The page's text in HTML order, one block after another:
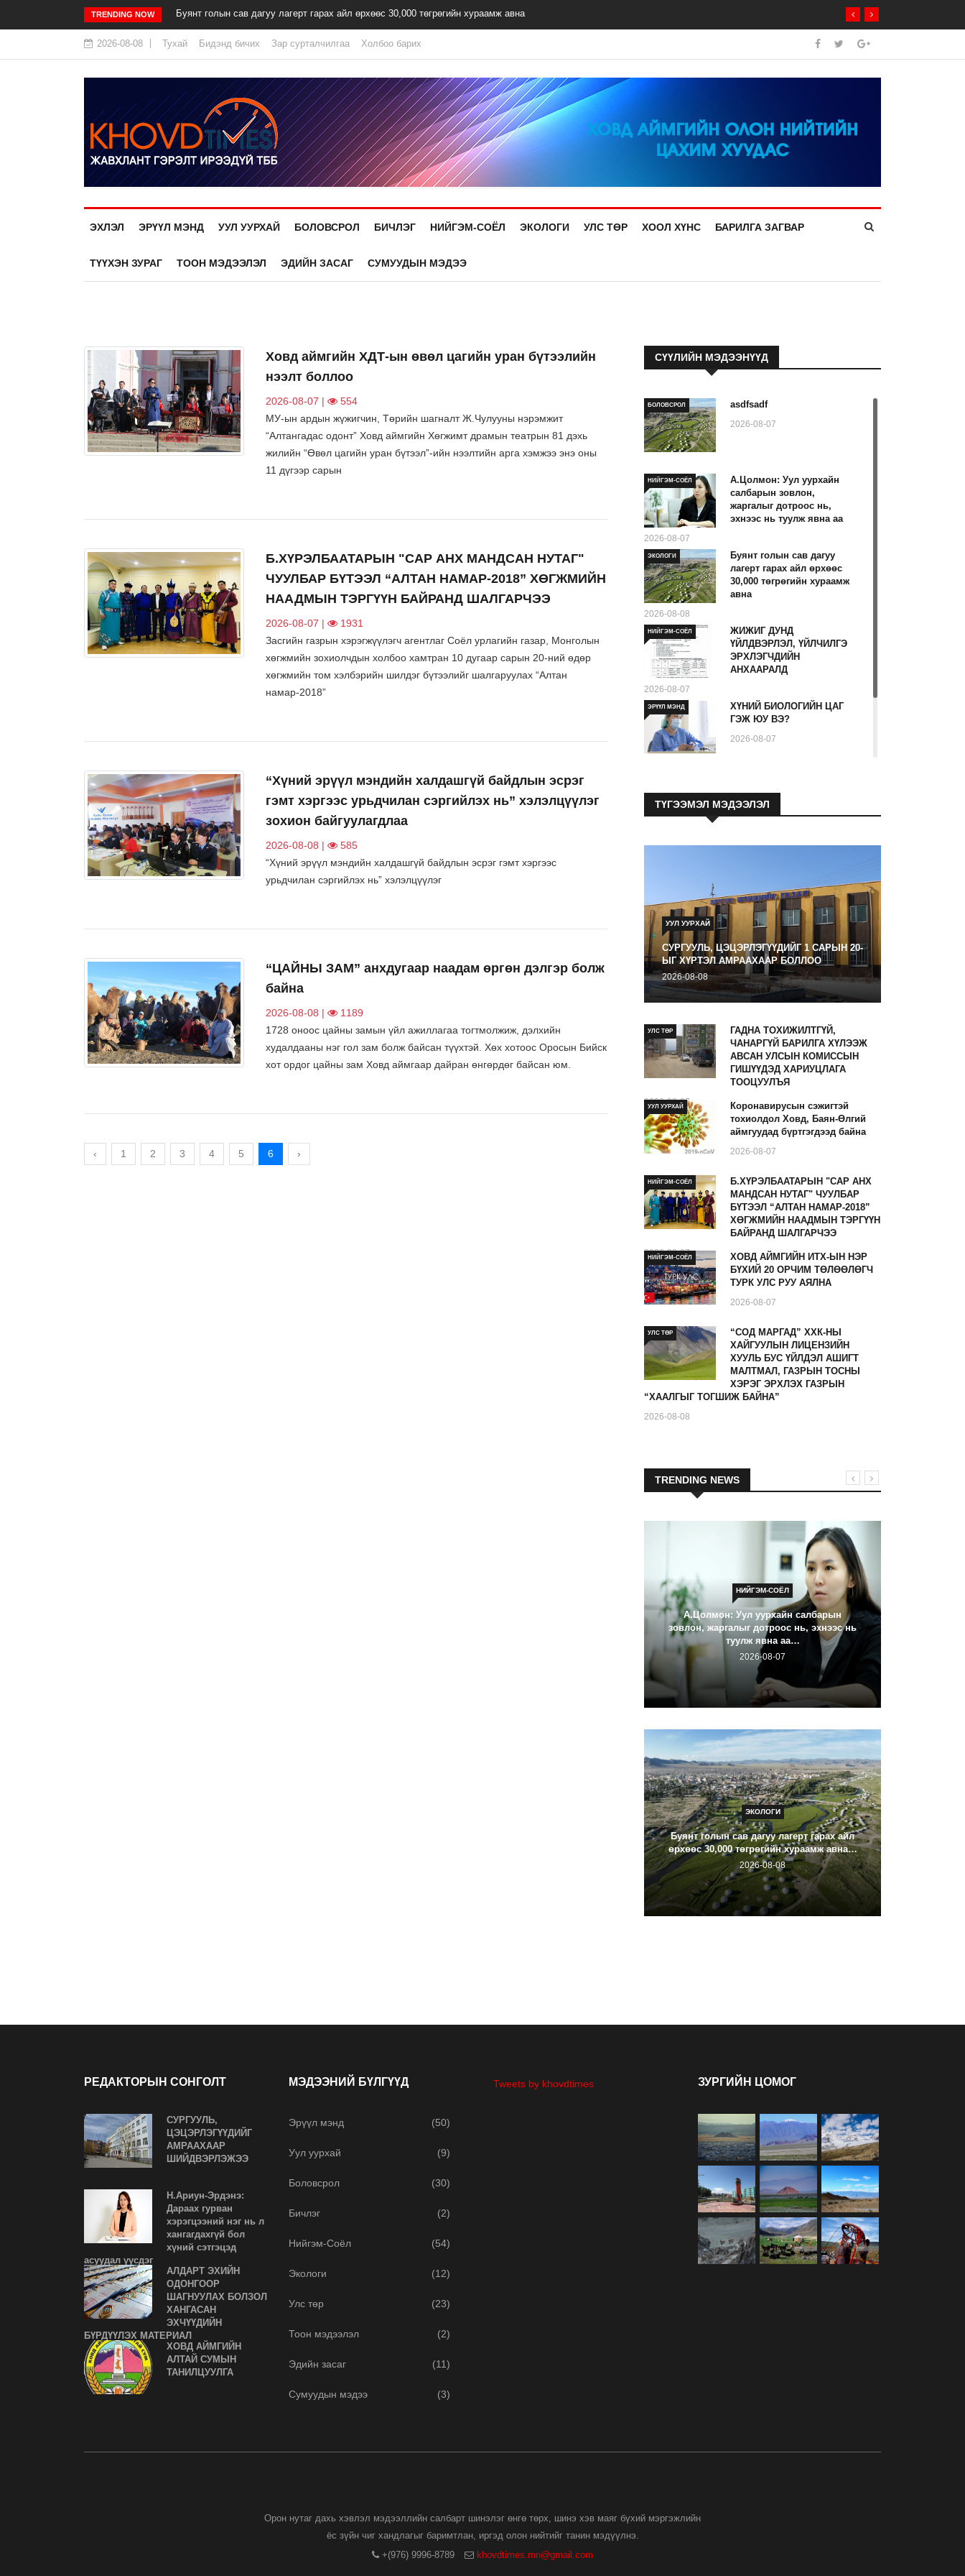
TRENDING NOW Буянт голын сав дагуу лагерт гарах айл өрхөөс 30,000 төгрөгийн хураамж авна
2026-08-08 Тухай Бидэнд бичих Зар сурталчилгаа Холбоо барих
ЭХЛЭЛ ЭРҮҮЛ МЭНД УУЛ УУРХАЙ БОЛОВСРОЛ БИЧЛЭГ НИЙГЭМ-СОЁЛ ЭКОЛОГИ УЛС ТӨР ХООЛ ХҮНС БАРИЛГА ЗАГВАР
ТҮҮХЭН ЗУРАГ ТООН МЭДЭЭЛЭЛ ЭДИЙН ЗАСАГ СУМУУДЫН МЭДЭЭ
Ховд аймгийн ХДТ-ын өвөл цагийн уран бүтээлийн
нээлт боллоо
2026-08-07 |
554
МУ-ын ардын жүжигчин, Төрийн шагналт Ж.Чулууны нэрэмжит
“Алтангадас одонт” Ховд аймгийн Хөгжимт драмын театрын 81 дэхь
жилийн “Өвөл цагийн уран бүтээл”-ийн нээлтийн арга хэмжээ энэ оны
11 дүгээр сарын
Б.ХҮРЭЛБААТАРЫН "САР АНХ МАНДСАН НУТАГ"
ЧУУЛБАР БҮТЭЭЛ “АЛТАН НАМАР-2018” ХӨГЖМИЙН
НААДМЫН ТЭРГҮҮН БАЙРАНД ШАЛГАРЧЭЭ
2026-08-07 |
1931
Засгийн газрын хэрэгжүүлэгч агентлаг Соёл урлагийн газар, Монголын
хөгжмийн зохиолчдын холбоо хамтран 10 дугаар сарын 20-ний өдөр
хөгжмийн том хэлбэрийн шилдэг бүтээлийг шалгаруулах “Алтан
намар-2018”
“Хүний эрүүл мэндийн халдашгүй байдлын эсрэг
гэмт хэргээс урьдчилан сэргийлэх нь” хэлэлцүүлэг
зохион байгуулагдлаа
2026-08-08 |
585
“Хүний эрүүл мэндийн халдашгүй байдлын эсрэг гэмт хэргээс
урьдчилан сэргийлэх нь” хэлэлцүүлэг
“ЦАЙНЫ ЗАМ” анхдугаар наадам өргөн дэлгэр болж
байна
2026-08-08 |
1189
1728 оноос цайны замын үйл ажиллагаа тогтмолжиж, дэлхийн
худалдааны нэг гол зам болж байсан түүхтэй. Хөх хотоос Оросын Бийск
хот ордог цайны зам Ховд аймгаар дайран өнгөрдөг байсан юм.
‹ 1 2 3 4 5 6 ›
СҮҮЛИЙН МЭДЭЭНҮҮД
БОЛОВСРОЛ asdfsadf
2026-08-07
НИЙГЭМ-СОЁЛ
А.Цолмон: Уул уурхайн
салбарын зовлон,
жаргалыг дотроос нь,
эхнээс нь туулж явна аа
2026-08-07
ЭКОЛОГИ
Буянт голын сав дагуу
лагерт гарах айл өрхөөс
30,000 төгрөгийн хураамж
авна
2026-08-08
НИЙГЭМ-СОЁЛ
ЖИЖИГ ДУНД
ҮЙЛДВЭРЛЭЛ, ҮЙЛЧИЛГЭ
ЭРХЛЭГЧДИЙН
АНХААРАЛД
2026-08-07
ЭРҮҮЛ МЭНД
ХҮНИЙ БИОЛОГИЙН ЦАГ
ГЭЖ ЮУ ВЭ?
2026-08-07
шинжилгээ гэж юу вэ
2026-08-08
ТҮГЭЭМЭЛ МЭДЭЭЛЭЛ
УУЛ УУРХАЙ
СУРГУУЛЬ, ЦЭЦЭРЛЭГҮҮДИЙГ 1 САРЫН 20-
ЫГ ХҮРТЭЛ АМРААХААР БОЛЛОО
2026-08-08
УЛС ТӨР
ГАДНА ТОХИЖИЛТГҮЙ,
ЧАНАРГҮЙ БАРИЛГА ХҮЛЭЭЖ
АВСАН УЛСЫН КОМИССЫН
ГИШҮҮДЭД ХАРИУЦЛАГА
ТООЦУУЛЪЯ
2026-08-07
УУЛ УУРХАЙ
Коронавирусын сэжигтэй
тохиолдол Ховд, Баян-Өлгий
аймгуудад бүртгэгдээд байна
2026-08-07
НИЙГЭМ-СОЁЛ
Б.ХҮРЭЛБААТАРЫН "САР АНХ
МАНДСАН НУТАГ" ЧУУЛБАР
БҮТЭЭЛ “АЛТАН НАМАР-2018”
ХӨГЖМИЙН НААДМЫН ТЭРГҮҮН
БАЙРАНД ШАЛГАРЧЭЭ
2026-08-07
НИЙГЭМ-СОЁЛ
ХОВД АЙМГИЙН ИТХ-ЫН НЭР
БҮХИЙ 20 ОРЧИМ ТӨЛӨӨЛӨГЧ
ТУРК УЛС РУУ АЯЛНА
2026-08-07
УЛС ТӨР
“СОД МАРГАД” ХХК-НЫ
ХАЙГУУЛЫН ЛИЦЕНЗИЙН
ХУУЛЬ БУС ҮЙЛДЭЛ АШИГТ
МАЛТМАЛ, ГАЗРЫН ТОСНЫ
ХЭРЭГ ЭРХЛЭХ ГАЗРЫН
“ХААЛГЫГ ТОГШИЖ БАЙНА”
2026-08-08
TRENDING NEWS
НИЙГЭМ-СОЁЛ
А.Цолмон: Уул уурхайн салбарын
зовлон, жаргалыг дотроос нь, эхнээс нь
туулж явна аа…
2026-08-07
ЭКОЛОГИ
Буянт голын сав дагуу лагерт гарах айл
өрхөөс 30,000 төгрөгийн хураамж авна…
2026-08-08
РЕДАКТОРЫН СОНГОЛТ
СУРГУУЛЬ,
ЦЭЦЭРЛЭГҮҮДИЙГ
АМРААХААР
ШИЙДВЭРЛЭЖЭЭ
Н.Ариун-Эрдэнэ:
Дараах гурван
хэрэгцээний нэг нь л
хангагдахгүй бол
хүний сэтгэцэд
асуудал үүсдэг
АЛДАРТ ЭХИЙН
ОДОНГООР
ШАГНУУЛАХ БОЛЗОЛ
ХАНГАСАН
ЭХЧҮҮДИЙН
БҮРДҮҮЛЭХ МАТЕРИАЛ
ХОВД АЙМГИЙН
АЛТАЙ СУМЫН
ТАНИЛЦУУЛГА
МЭДЭЭНИЙ БҮЛГҮҮД
Эрүүл мэнд (50)
Уул уурхай (9)
Боловсрол (30)
Бичлэг (2)
Нийгэм-Соёл (54)
Экологи (12)
Улс төр (23)
Тоон мэдээлэл (2)
Эдийн засаг (11)
Сумуудын мэдээ (3)
Tweets by khovdtimes ЗУРГИЙН ЦОМОГ
Орон нутаг дахь хэвлэл мэдээллийн салбарт шинэлэг өнгө төрх, шинэ хэв маяг бүхий мэргэжлийн
ёс зүйн чиг хандлагыг баримтлан, иргэд олон нийтийг танин мэдүүлнэ.
+(976) 9996-8789
khovdtimes.mn@gmail.com